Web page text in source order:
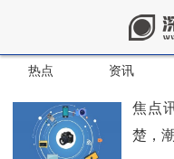
热点 资讯
焦点
楚，